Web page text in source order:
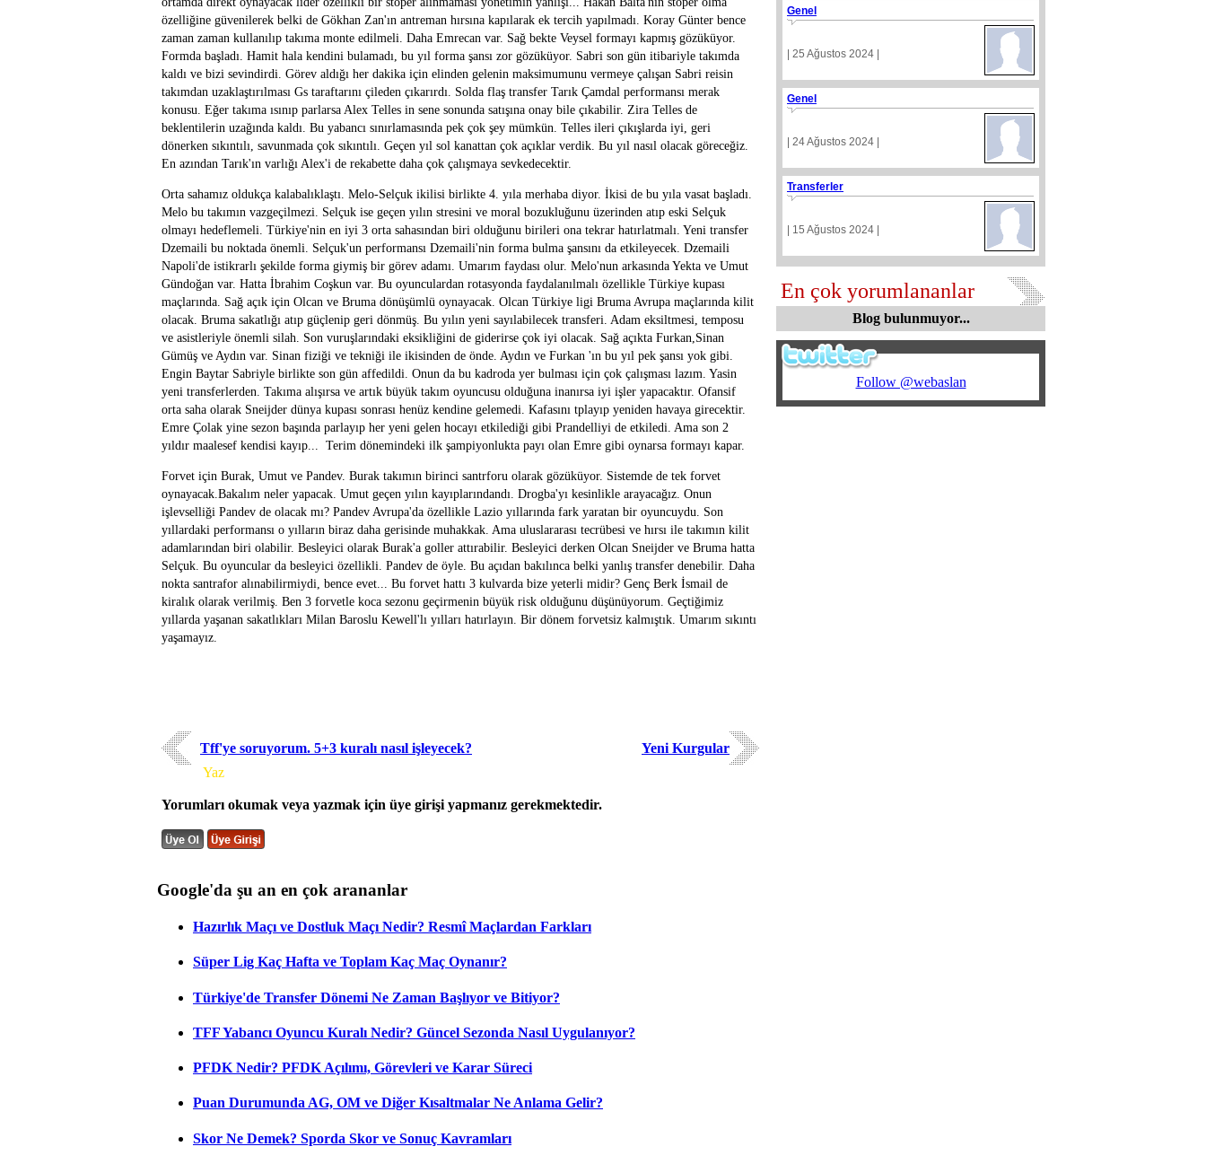
özelliğine güvenilerek belki de Gökhan Zan'ın antreman hırsına kapılarak ek tercih yapılmadı. Koray Günter bence
zaman zaman kullanılıp takıma monte edilmeli. Daha Emrecan var. Sağ bekte Veysel formayı kapmış gözüküyor.
Formda başladı. Hamit hala kendini bulamadı, bu yıl forma şansı zor gözüküyor. Sabri son gün itibariyle takımda
kaldı ve bizi sevindirdi. Görev aldığı her dakika için elinden gelenin maksimumunu vermeye çalışan Sabri reisin
takımdan uzaklaştırılması Gs taraftarını çileden çıkarırdı. Solda flaş transfer Tarık Çamdal performansı merak
konusu. Eğer takıma ısınıp parlarsa Alex Telles in sene sonunda satışına onay bile çıkabilir. Zira Telles de
beklentilerin uzağında kaldı. Bu yabancı sınırlamasında pek çok şey mümkün. Telles ileri çıkışlarda iyi, geri
dönerken sıkıntılı, savunmada çok sıkıntılı. Geçen yıl sol kanattan çok açıklar verdik. Bu yıl nasıl olacak göreceğiz.
En azından Tarık'ın varlığı Alex'i de rekabette daha çok çalışmaya sevkedecektir.
Orta sahamız oldukça kalabalıklaştı. Melo-Selçuk ikilisi birlikte 4. yıla merhaba diyor. İkisi de bu yıla vasat başladı.
Melo bu takımın vazgeçilmezi. Selçuk ise geçen yılın stresini ve moral bozukluğunu üzerinden atıp eski Selçuk
olmayı hedeflemeli. Türkiye'nin en iyi 3 orta sahasından biri olduğunu birileri ona tekrar hatırlatmalı. Yeni transfer
Dzemaili bu noktada önemli. Selçuk'un performansı Dzemaili'nin forma bulma şansını da etkileyecek. Dzemaili
Napoli'de istikrarlı şekilde forma giymiş bir görev adamı. Umarım faydası olur. Melo'nun arkasında Yekta ve Umut
Gündoğan var. Hatta İbrahim Coşkun var. Bu oyunculardan rotasyonda faydalanılmalı özellikle Türkiye kupası
maçlarında. Sağ açık için Olcan ve Bruma dönüşümlü oynayacak. Olcan Türkiye ligi Bruma Avrupa maçlarında kilit
olacak. Bruma sakatlığı atıp güçlenip geri dönmüş. Bu yılın yeni sayılabilecek transferi. Adam eksiltmesi, temposu
ve asistleriyle önemli silah. Son vuruşlarındaki eksikliğini de giderirse çok iyi olacak. Sağ açıkta Furkan,Sinan
Gümüş ve Aydın var. Sinan fiziği ve tekniği ile ikisinden de önde. Aydın ve Furkan 'ın bu yıl pek şansı yok gibi.
Engin Baytar Sabriyle birlikte son gün affedildi. Onun da bu kadroda yer bulması için çok çalışması lazım. Yasin
yeni transferlerden. Takıma alışırsa ve artık büyük takım oyuncusu olduğuna inanırsa iyi işler yapacaktır. Ofansif
orta saha olarak Sneijder dünya kupası sonrası henüz kendine gelemedi. Kafasını tplayıp yeniden havaya girecektir.
Emre Çolak yine sezon başında parlayıp her yeni gelen hocayı etkilediği gibi Prandelliyi de etkiledi. Ama son 2
yıldır maalesef kendisi kayıp... Terim dönemindeki ilk şampiyonlukta payı olan Emre gibi oynarsa formayı kapar.
Forvet için Burak, Umut ve Pandev. Burak takımın birinci santrforu olarak gözüküyor. Sistemde de tek forvet
oynayacak.Bakalım neler yapacak. Umut geçen yılın kayıplarındandı. Drogba'yı kesinlikle arayacağız. Onun
işlevselliği Pandev de olacak mı? Pandev Avrupa'da özellikle Lazio yıllarında fark yaratan bir oyuncuydu. Son
yıllardaki performansı o yılların biraz daha gerisinde muhakkak. Ama uluslararası tecrübesi ve hırsı ile takımın kilit
adamlarından biri olabilir. Besleyici olarak Burak'a goller attırabilir. Besleyici derken Olcan Sneijder ve Bruma hatta
Selçuk. Bu oyuncular da besleyici özellikli. Pandev de öyle. Bu açıdan bakılınca belki yanlış transfer denebilir. Daha
nokta santrafor alınabilirmiydi, bence evet... Bu forvet hattı 3 kulvarda bize yeterli midir? Genç Berk İsmail de
kiralık olarak verilmiş. Ben 3 forvetle koca sezonu geçirmenin büyük risk olduğunu düşünüyorum. Geçtiğimiz
yıllarda yaşanan sakatlıkları Milan Baroslu Kewell'lı yılları hatırlayın. Bir dönem forvetsiz kalmıştık. Umarım sıkıntı
yaşamayız.
Tff'ye soruyorum. 5+3 kuralı nasıl işleyecek?
Yeni Kurgular
Yaz
Yorumları okumak veya yazmak için üye girişi yapmanız gerekmektedir.
Genel
| 25 Ağustos 2024 |
Genel
| 24 Ağustos 2024 |
Transferler
| 15 Ağustos 2024 |
En çok yorumlananlar
Blog bulunmuyor...
Follow @webaslan
Google'da şu an en çok arananlar
Hazırlık Maçı ve Dostluk Maçı Nedir? Resmî Maçlardan Farkları
Süper Lig Kaç Hafta ve Toplam Kaç Maç Oynanır?
Türkiye'de Transfer Dönemi Ne Zaman Başlıyor ve Bitiyor?
TFF Yabancı Oyuncu Kuralı Nedir? Güncel Sezonda Nasıl Uygulanıyor?
PFDK Nedir? PFDK Açılımı, Görevleri ve Karar Süreci
Puan Durumunda AG, OM ve Diğer Kısaltmalar Ne Anlama Gelir?
Skor Ne Demek? Sporda Skor ve Sonuç Kavramları